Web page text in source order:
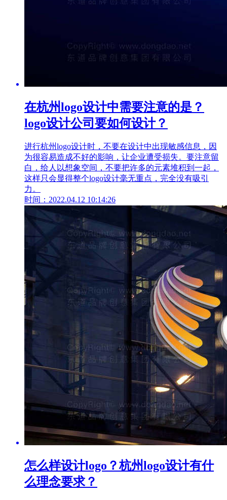
在杭州logo设计中需要注意的是？
logo设计公司要如何设计？
进行杭州logo设计时，不要在设计中出现敏感信息，因
为很容易造成不好的影响，让企业遭受损失。要注意留
白，给人以想象空间，不要把许多的元素堆积到一起，
这样只会显得整个logo设计毫无重点，完全没有吸引
力。
时间：2022.04.12 10:14:26
怎么样设计logo？杭州logo设计有什
么理念要求？